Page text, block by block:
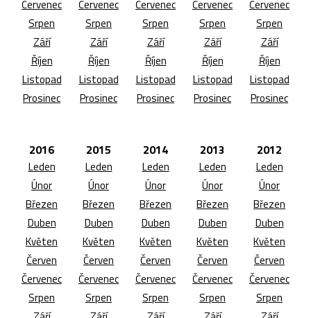
Červenec
Srpen
Září
Říjen
Listopad
Prosinec
Červenec
Srpen
Září
Říjen
Listopad
Prosinec
Červenec
Srpen
Září
Říjen
Listopad
Prosinec
Červenec
Srpen
Září
Říjen
Listopad
Prosinec
Červenec
Srpen
Září
Říjen
Listopad
Prosinec
2016
Leden
Únor
Březen
Duben
Květen
Červen
Červenec
Srpen
2015
Leden
Únor
Březen
Duben
Květen
Červen
Červenec
Srpen
2014
Leden
Únor
Březen
Duben
Květen
Červen
Červenec
Srpen
2013
Leden
Únor
Březen
Duben
Květen
Červen
Červenec
Srpen
2012
Leden
Únor
Březen
Duben
Květen
Červen
Červenec
Srpen